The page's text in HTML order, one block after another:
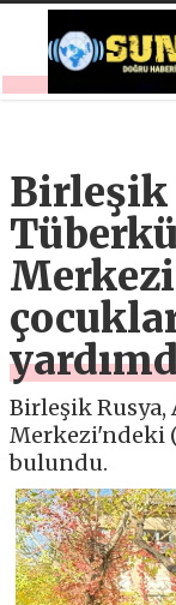
Birleşik
Birleşik
Merkezi'ndeki
bulundu.